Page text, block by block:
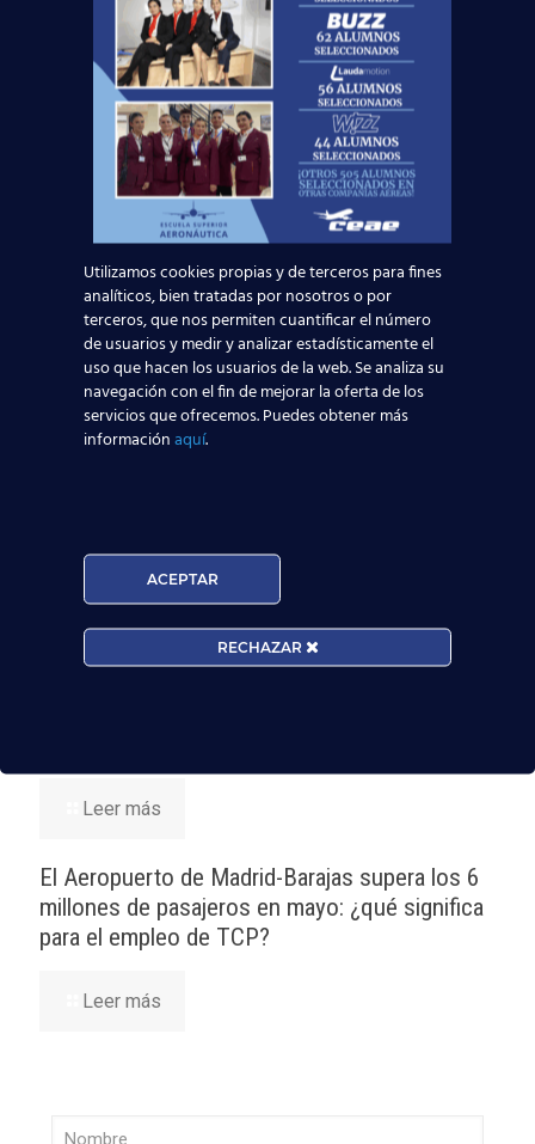
tripulación en cualquier circunstancia.
Conviértete en TCP con la
Escuela Superior Aeronáutica
Si sueñas con trabajar como auxiliar de vuelo y vivir
experiencias únicas mientras recorres el mundo, este
es el momento perfecto para dar el primer paso. En la
Escuela Superior Aeronáutica de Madrid, parte de la
red más grande de centros aeronáuticos en España,
te ofrecemos la formación más completa y
actualizada para convertirte en un profesional
altamente cualificado.
¡Solicita información ahora y despega hacia tu futuro
como TCP!
pasajeros junio: qué significa para quienes
quieren ser TCP
Leer más
El Aeropuerto de Madrid-Barajas supera los 6
millones de pasajeros en mayo: ¿qué significa
para el empleo de TCP?
Leer más
Utilizamos cookies propias y de terceros para fines
analíticos, bien tratadas por nosotros o por
terceros, que nos permiten cuantificar el número
de usuarios y medir y analizar estadísticamente el
uso que hacen los usuarios de la web. Se analiza su
navegación con el fin de mejorar la oferta de los
servicios que ofrecemos. Puedes obtener más
informaciónaquí.
ACEPTAR
RECHAZAR